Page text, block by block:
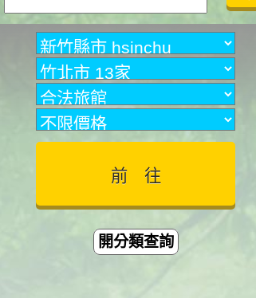
開分類查詢